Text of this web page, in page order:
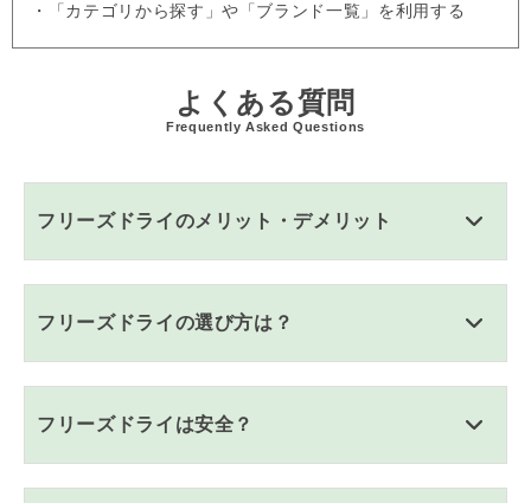
・「カテゴリから探す」や「ブランド一覧」を利用する
よくある質問
Frequently Asked Questions
フリーズドライのメリット・デメリット
フリーズドライの選び方は？
フリーズドライは安全？